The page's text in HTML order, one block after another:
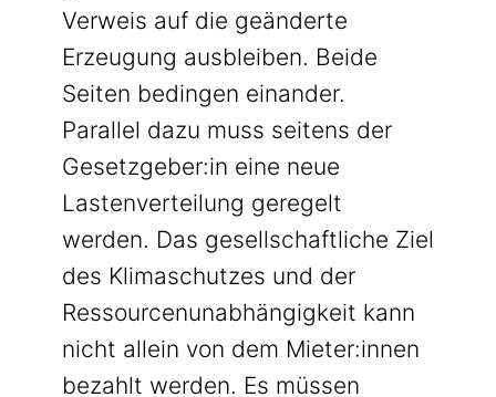
Verweis auf die geänderte
Erzeugung ausbleiben. Beide
Seiten bedingen einander.
Parallel dazu muss seitens der
Gesetzgeber:in eine neue
Lastenverteilung geregelt
werden. Das gesellschaftliche Ziel
des Klimaschutzes und der
Ressourcenunabhängigkeit kann
nicht allein von dem Mieter:innen
bezahlt werden. Es müssen